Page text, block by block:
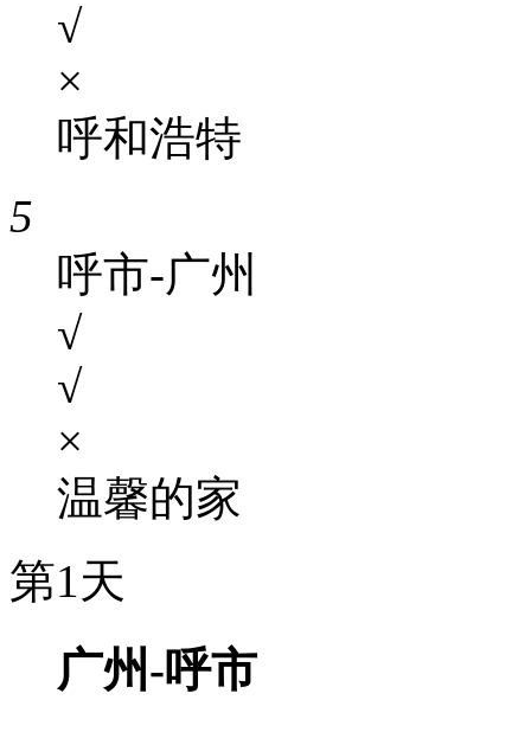
√
×
呼和浩特
5
呼市-广州
√
√
×
温馨的家
第1天
广州-呼市